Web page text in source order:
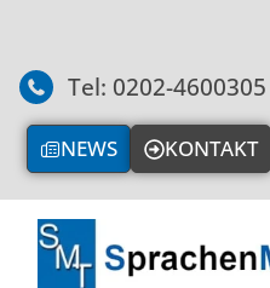
Tel: 0202-4600305
NEWS KONTAKT